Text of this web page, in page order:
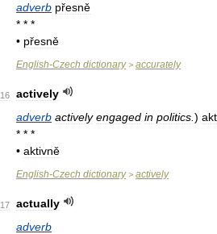
adverb přesně
* * *
• přesně
English-Czech dictionary> accurately
16
actively
adverb actively engaged in politics )
* * *
• aktivně
English-Czech dictionary> actively
17
actually
adverb